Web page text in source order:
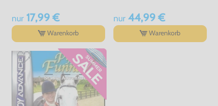
nur17,99 €
Warenkorb
nur44,99 €
Warenkorb